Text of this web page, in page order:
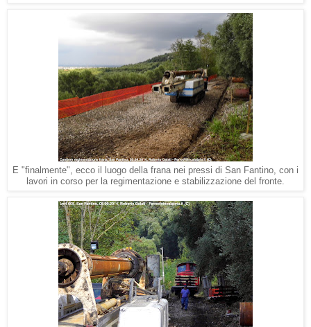
E "finalmente", ecco il luogo della frana nei pressi di San Fantino, con i
lavori in corso per la regimentazione e stabilizzazione del fronte.